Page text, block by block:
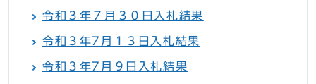
令和３年７月３０日入札結果
令和３年7月１３日入札結果
令和３年7月９日入札結果